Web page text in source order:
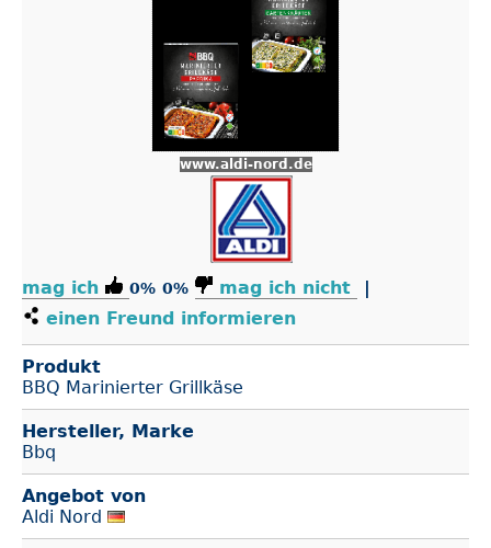
www.aldi-nord.de
mag ich 0% 0% mag ich nicht
|
einen Freund informieren
Produkt
BBQ Marinierter Grillkäse
Hersteller, Marke
Bbq
Angebot von
Aldi Nord